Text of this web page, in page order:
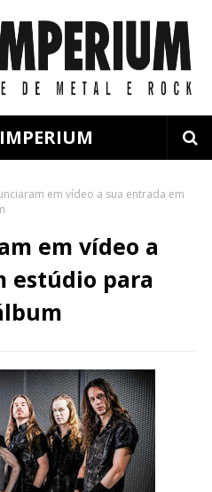
em vídeo a sua entrada em
em vídeo a
estúdio para